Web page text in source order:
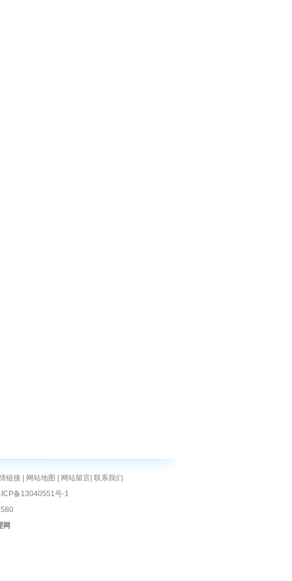
链接| 网站地图 | 网站留言| 联系我们
备13040551号-1
网